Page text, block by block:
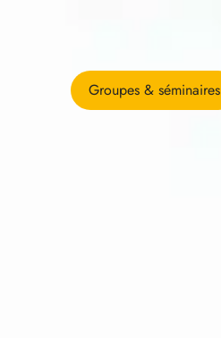
Groupes & séminaires